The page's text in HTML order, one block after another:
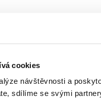
cookies
návštěvnosti a
sdílíme se svými